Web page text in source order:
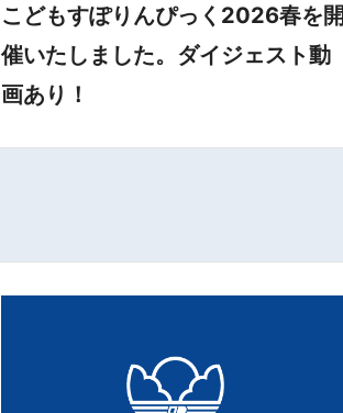
こどもすぽりんぴっく2026春を開
催いたしました。ダイジェスト動
画あり！